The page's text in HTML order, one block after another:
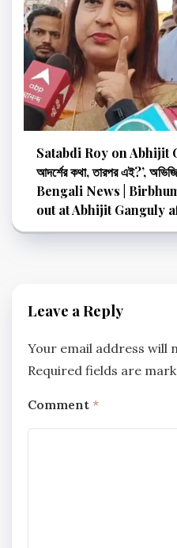
Satabdi Roy on Abhijit
আদর্শের কথা, তারপর এই?’, অভিজিৎ
Bengali News |
out at Abhijit Ganguly
Leave a Reply
Your email address will
Required fields are
Comment *